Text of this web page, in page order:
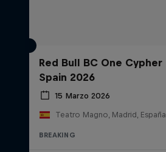
Red Bull BC One Cypher
Spain 2026
15 Marzo 2026
Teatro Magno, Madrid, España
BREAKING